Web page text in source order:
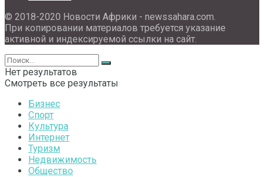
© 2018-2020 Новости Африки - newssahara.com.
При копировании материалов требуется указание
активной и индексируемой ссылки на сайт.
Нет результатов
Смотреть все результаты
Бизнес
Спорт
Культура
Интернет
Туризм
Недвижимость
Общество